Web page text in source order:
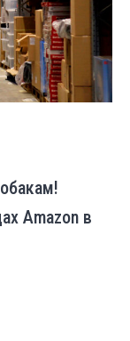
Amazon в